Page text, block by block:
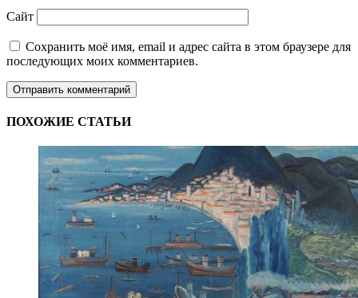
Сайт
Сохранить моё имя, email и адрес сайта в этом браузере для
последующих моих комментариев.
ПОХОЖИЕ СТАТЬИ